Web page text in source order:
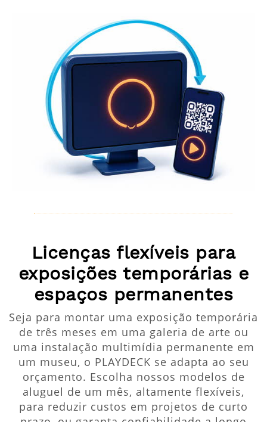
Licenças flexíveis para
exposições temporárias e
espaços permanentes
Seja para montar uma exposição temporária
de três meses em uma galeria de arte ou
uma instalação multimídia permanente em
um museu, o PLAYDECK se adapta ao seu
orçamento. Escolha nossos modelos de
aluguel de um mês, altamente flexíveis,
para reduzir custos em projetos de curto